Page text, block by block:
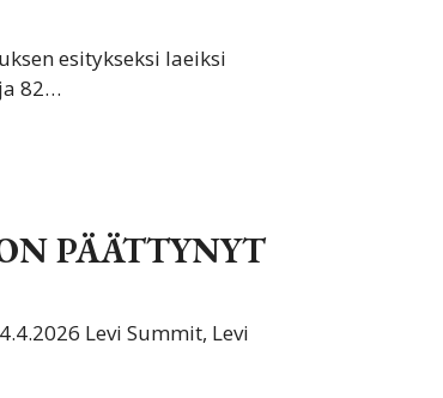
esitykseksi laeiksi
82…
PÄÄTTYNYT
Levi Summit, Levi